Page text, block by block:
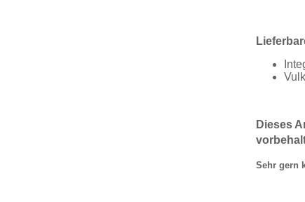
Dieses
Sehr gern